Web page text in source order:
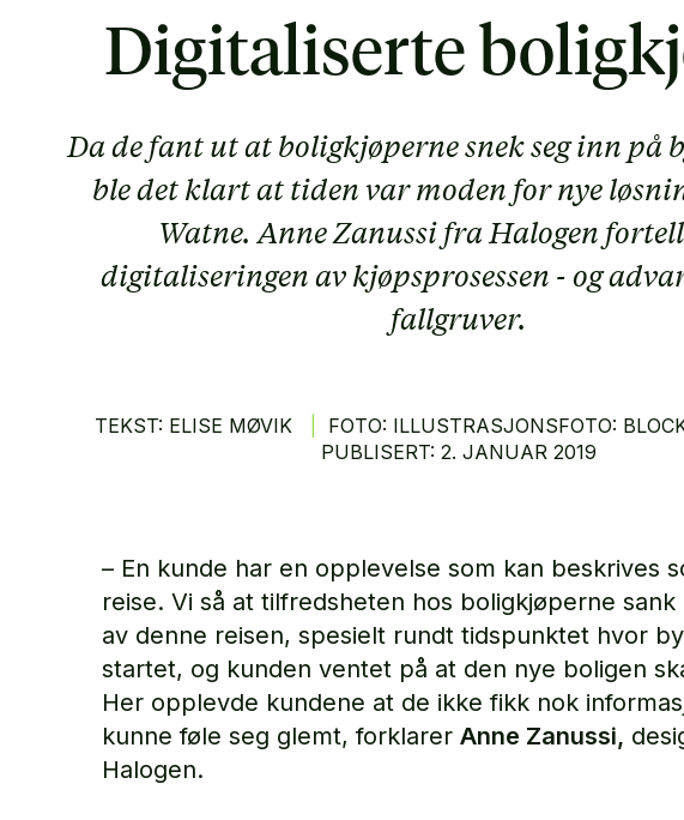
Digitaliserte
Da de fant ut at boligkjøperne snek seg inn på
ble det klart at tiden var moden for nye
Watne. Anne Zanussi fra Halogen
digitaliseringen av kjøpsprosessen - og
fallgruver.
TEKST: ELISE MØVIK
FOTO: ILLUSTRASJONSFOTO:
PUBLISERT: 2. JANUAR 2019
– En kunde har en opplevelse som kan beskrives
reise. Vi så at tilfredsheten hos boligkjøperne
av denne reisen, spesielt rundt tidspunktet hvor
startet, og kunden ventet på at den nye boligen
Her opplevde kundene at de ikke fikk nok
kunne føle seg glemt, forklarer Anne Zanussi,
Halogen.